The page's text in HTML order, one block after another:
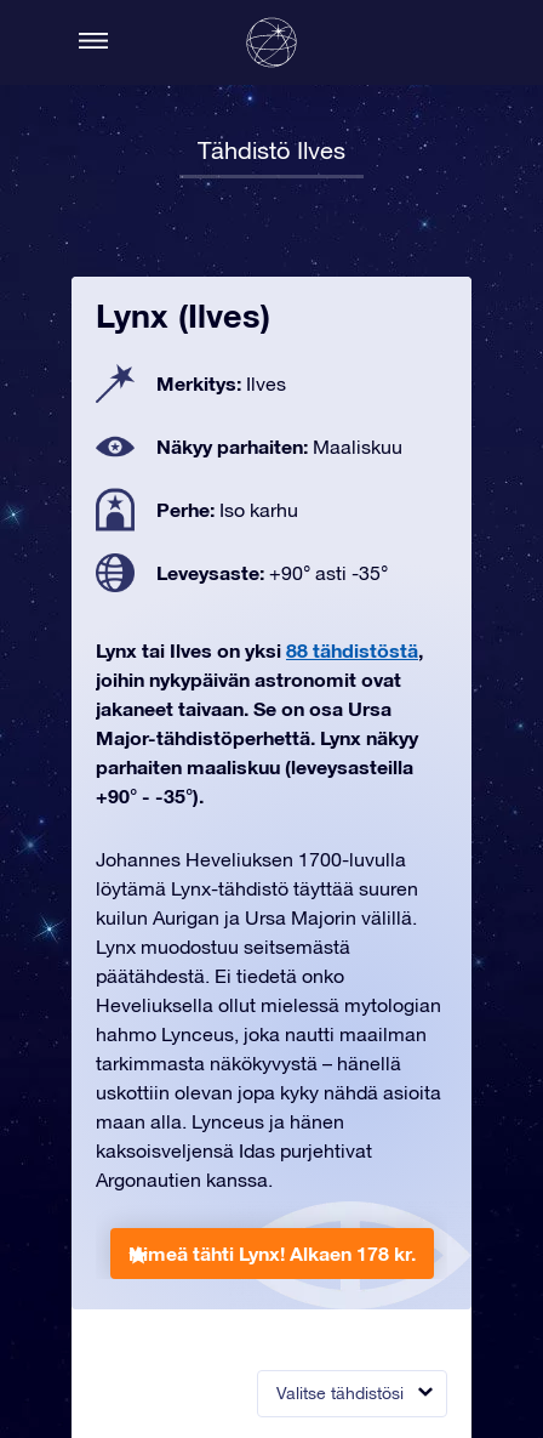
Tähdistö Ilves
Valitse tähdistösi
Lynx (Ilves)
Merkitys: Ilves
Näkyy parhaiten: Maaliskuu
Perhe: Iso karhu
Leveysaste: +90° asti -35°
Lynx tai Ilves on yksi 88 tähdistöstä,
joihin nykypäivän astronomit ovat
jakaneet taivaan. Se on osa Ursa
Major-tähdistöperhettä. Lynx näkyy
parhaiten maaliskuu (leveysasteilla
+90° - -35°).
Johannes Heveliuksen 1700-luvulla
löytämä Lynx-tähdistö täyttää suuren
kuilun Aurigan ja Ursa Majorin välillä.
Lynx muodostuu seitsemästä
päätähdestä. Ei tiedetä onko
Heveliuksella ollut mielessä mytologian
hahmo Lynceus, joka nautti maailman
tarkimmasta näkökyvystä – hänellä
uskottiin olevan jopa kyky nähdä asioita
maan alla. Lynceus ja hänen
kaksoisveljensä Idas purjehtivat
Argonautien kanssa.
Nimeä tähti Lynx! Alkaen 178 kr.